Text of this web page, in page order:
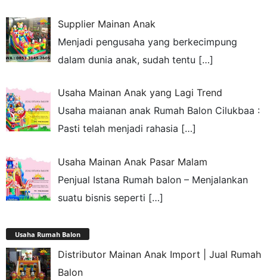
Supplier Mainan Anak
Menjadi pengusaha yang berkecimpung
dalam dunia anak, sudah tentu […]
Usaha Mainan Anak yang Lagi Trend
Usaha maianan anak Rumah Balon Cilukbaa :
Pasti telah menjadi rahasia […]
Usaha Mainan Anak Pasar Malam
Penjual Istana Rumah balon – Menjalankan
suatu bisnis seperti […]
Usaha Rumah Balon
Distributor Mainan Anak Import | Jual Rumah
Balon